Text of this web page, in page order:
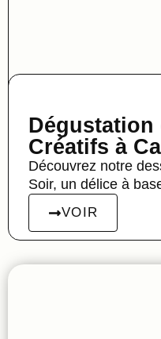
Dégustation
Créatifs à
Découvrez notre
Soir, un délice à
VOIR